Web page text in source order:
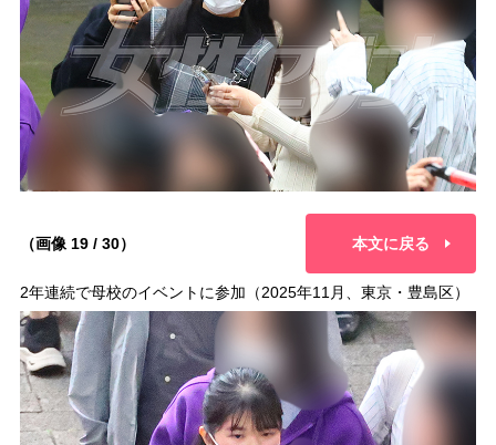
（画像 19 / 30） 本文に戻る
2年連続で母校のイベントに参加（2025年11月、東京・豊島区）